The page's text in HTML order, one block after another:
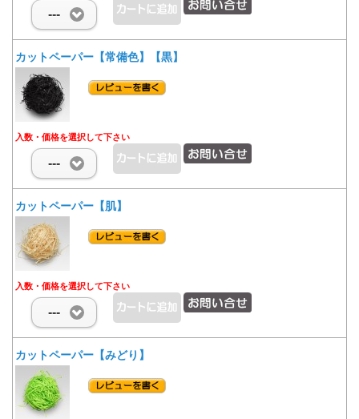
---
カットペーパー【常備色】【黒】
入数・価格を選択して下さい
---
カットペーパー【肌】
入数・価格を選択して下さい
---
カットペーパー【みどり】